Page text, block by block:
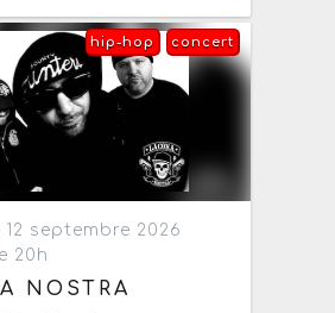
concert
hip-hop
12 septembre 2026
20h
NOSTRA